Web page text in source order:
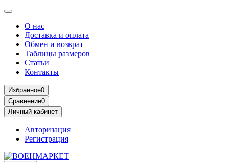
О нас
Доставка и оплата
Обмен и возврат
Таблицы размеров
Статьи
Контакты
Избранное0
Сравнение0
Личный кабинет
Авторизация
Регистрация